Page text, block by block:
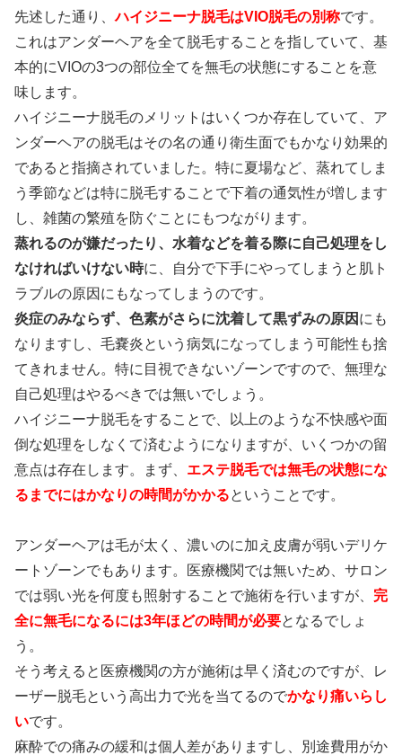
先述した通り、ハイジニーナ脱毛はVIO脱毛の別称です。
これはアンダーヘアを全て脱毛することを指していて、基
本的にVIOの3つの部位全てを無毛の状態にすることを意
味します。
ハイジニーナ脱毛のメリット はいくつか存在していて、ア
ンダーヘアの脱毛はその名の通り衛生面でもかなり効果的
であると指摘されていました。特に夏場など、蒸れてしま
う季節などは特に脱毛することで下着の通気性が増します
し、雑菌の繁殖を防ぐことにもつながります。
蒸れるのが嫌だったり、水着などを着る際に自己処理をし
なければいけない時に、自分で下手にやってしまうと肌ト
ラブルの原因にもなってしまうのです。
炎症のみならず、色素がさらに沈着して黒ずみの原因 にも
なりますし、毛嚢炎という病気になってしまう可能性も捨
てきれません。特に目視できないゾーンですので、無理な
自己処理はやるべきでは無いでしょう。
ハイジニーナ脱毛をすることで、以上のような不快感や面
倒な処理をしなくて済むようになりますが、いくつかの留
意点は存在します。まず、 エステ脱毛では無毛の状態にな
るまでにはかなりの時間がかかるということです。
アンダーヘアは毛が太く、濃いのに加え皮膚が弱いデリケ
ートゾーンでもあります。医療機関では無いため、サロン
では弱い光を何度も照射することで施術を行いますが、 完
全に無毛になるには3年ほどの時間が必要となるでしょ
う。
そう考えると医療機関の方が施術は早く済むのですが、レ
ーザー脱毛という高出力で光を当てるのでかなり痛いらし
いです。
麻酔での痛みの緩和は個人差がありますし、別途費用がか